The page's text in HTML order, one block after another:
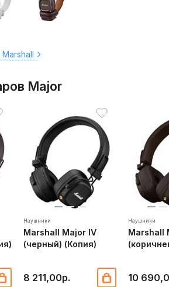
Major
Наушники
Marshall Major IV
(черный) (Копия)
8 211,00р.
Наушники
Marshall
10